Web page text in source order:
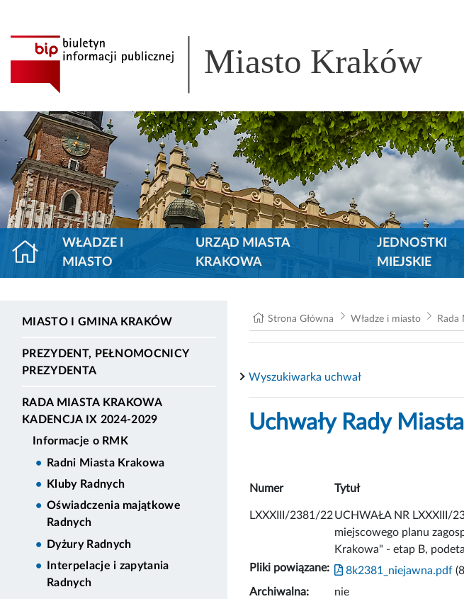
Miasto Kraków
WŁADZE I
MIASTO
URZĄD MIASTA
KRAKOWA
JEDNOSTKI
MIEJSKIE
MIASTO I GMINA KRAKÓW
PREZYDENT, PEŁNOMOCNICY
PREZYDENTA
RADA MIASTA KRAKOWA
KADENCJA IX 2024-2029
Informacje o RMK
Radni Miasta Krakowa
Kluby Radnych
Oświadczenia majątkowe
Radnych
Dyżury Radnych
Interpelacje i zapytania
Radnych
Strona Główna Władze i miasto Rada
Wyszukiwarka uchwał
Uchwały Rady
Numer Tytuł
LXXXIII/2381/22UCHWAŁA NR LXXXIII/
miejscowego planu
Krakowa" - etap B,
Pliki powiązane: 8k2381_niejawna.pdf
Archiwalna:
nie